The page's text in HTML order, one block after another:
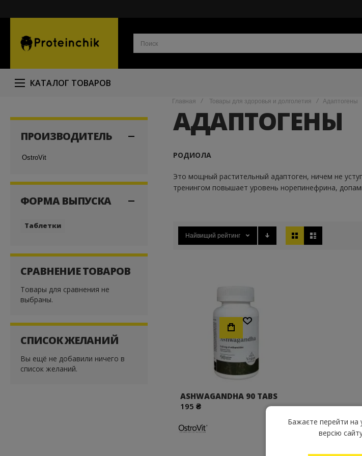
КАТАЛОГ ТОВАРОВ
Главная Товары для здоровья и долголетия Адаптогены
АДАПТОГЕНЫ
РОДИОЛА
Это мощный растительный адаптоген, ничем не
тренингом повышает уровень норепинефрина,
Найвищий рейтинг
Хочу!
ASHWAGANDHA 90 TABS
195 ₴
ПРОИЗВОДИТЕЛЬ
OstroVit
ФОРМА ВЫПУСКА
Таблетки
СРАВНЕНИЕ ТОВАРОВ
Товары для сравнения не
выбраны.
СПИСОК ЖЕЛАНИЙ
Вы ещё не добавили ничего в
список желаний.
Бажаєте перейти на
версію